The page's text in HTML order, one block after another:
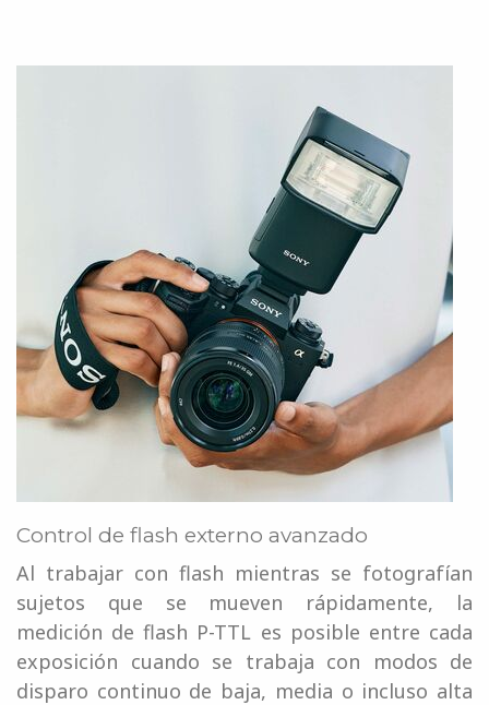
Control de flash externo avanzado
Al trabajar con flash mientras se fotografían
sujetos que se mueven rápidamente, la
medición de flash P-TTL es posible entre cada
exposición cuando se trabaja con modos de
disparo continuo de baja, media o incluso alta